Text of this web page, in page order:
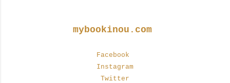
mybookinou.com
Facebook
Instagram
Twitter